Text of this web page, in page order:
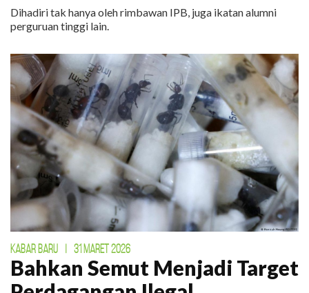
Dihadiri tak hanya oleh rimbawan IPB, juga ikatan alumni
perguruan tinggi lain.
KABAR BARU | 31 MARET 2026
Bahkan Semut Menjadi Target